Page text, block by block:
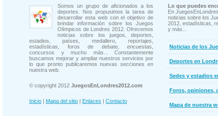
Somos un grupo de aficionados a los
deportes. Nos propusimos la tarea de
desarrollar esta web con el objetivo de
brindar información sobre los Juegos
Olímpicos de Londres 2012. Ofrecemos
noticias sobre los juegos, deportes,
estadios, países, medallero, reportajes,
estadísticas, foros de debate, encuestas,
concursos y mucho más... Constantemente
buscamos mejorar y ampliar nuestros servicios por
lo que pronto publicaremos nuevas secciones en
nuestra web.
© copyright 2012 JuegosEnLondres2012.com
Inicio | Mapa del sitio | Enlaces | Contacto
Lo que puedes
En
noticias sobre los
2012, estadísticas,
y más...
Noticias de los
Deportes en
Sedes y estadios
Foros, opiniones,
Mapa de nuestra